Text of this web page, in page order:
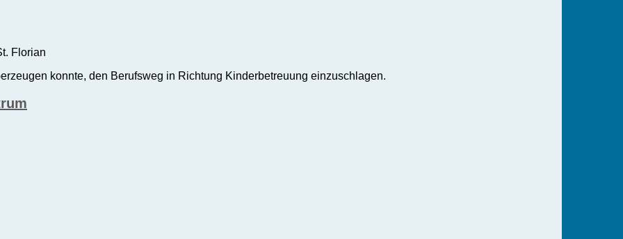
Florian
konnte, den Berufsweg in Richtung Kinderbetreuung einzuschlagen.